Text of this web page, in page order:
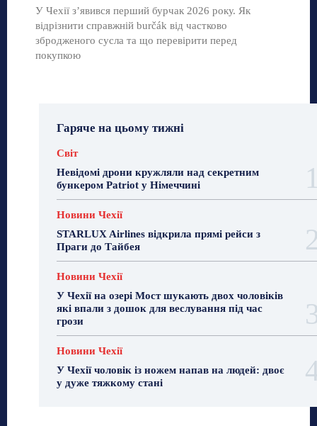
У Чехії з’явився перший бурчак 2026 року. Як
відрізнити справжній burčák від частково
збродженого сусла та що перевірити перед
покупкою
Гаряче на цьому тижні
Світ
Невідомі дрони кружляли над секретним
бункером Patriot у Німеччині
Новини Чехії
STARLUX Airlines відкрила прямі рейси з
Праги до Тайбея
Новини Чехії
У Чехії на озері Мост шукають двох чоловіків
які впали з дошок для веслування під час
грози
Новини Чехії
У Чехії чоловік із ножем напав на людей: двоє
у дуже тяжкому стані